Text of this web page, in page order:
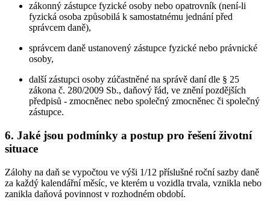
zákonný zástupce fyzické osoby nebo opatrovník (není-li
fyzická osoba způsobilá k samostatnému jednání před
správcem daně),
správcem daně ustanovený zástupce fyzické nebo právnické
osoby,
další zástupci osoby zúčastněné na správě daní dle § 25
zákona č. 280/2009 Sb., daňový řád, ve znění pozdějších
předpisů - zmocněnec nebo společný zmocněnec či společný
zástupce.
6. Jaké jsou podmínky a postup pro řešení životní
situace
Zálohy na daň se vypočtou ve výši 1/12 příslušné roční sazby daně
za každý kalendářní měsíc, ve kterém u vozidla trvala, vznikla nebo
zanikla daňová povinnost v rozhodném období.